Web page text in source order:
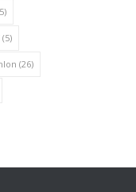
(5)
(26)